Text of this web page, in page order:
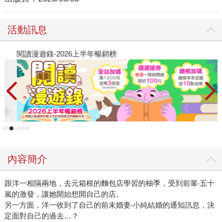
活動訊息
閱讀漫遊錄-2026上半年暢銷榜
內容簡介
跟洋一相隔兩地，去元箱根的麵包店學習的柚季，受到前輩‧五十
嵐的激發，讓她開始想開自己的店。
另一方面，洋一收到了自己的前未婚妻‧小純結婚的通知訊息，決
定面對自己的過去…？